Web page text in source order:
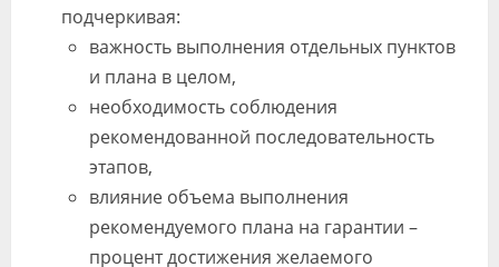
подчеркивая:
важность выполнения отдельных пунктов
и плана в целом,
необходимость соблюдения
рекомендованной последовательность
этапов,
влияние объема выполнения
рекомендуемого плана на гарантии –
процент достижения желаемого